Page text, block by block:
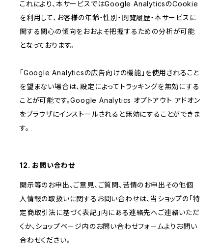
これにより、本サービスではGoogle AnalyticsのCookie
を利用して、お客様の年齢・性別・閲覧履歴・本サービスに
関する関心の傾向をおおよそ把握するための分析が可能
となっております。
「Google Analyticsの広告向けの機能」を使用されること
を望まない場合は、設定によってトラッキングを無効にする
ことが可能です。Google Analytics オプトアウト アドオン
をブラウザにインストールされると無効にすることができま
す。
12. お問い合わせ
開示等のお申出、ご意見、ご質問、苦情のお申出その他個
人情報の取扱いに関するお問い合わせは、当ショップの「特
定商取引法に基づく表記」内にある連絡先へご連絡いただ
くか、ショップページ内のお問い合わせフォームよりお問い
合わせください。